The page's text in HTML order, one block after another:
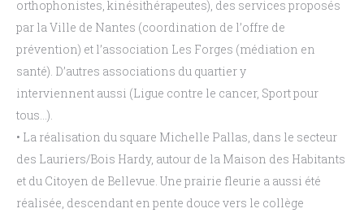
orthophonistes, kinésithérapeutes), des services proposés
par la Ville de Nantes (coordination de l’offre de
prévention) et l’association Les Forges (médiation en
santé). D’autres associations du quartier y
interviennent aussi (Ligue contre le cancer, Sport pour
tous…).
• La réalisation du square Michelle Pallas, dans le secteur
des Lauriers/Bois Hardy, autour de la Maison des Habitants
et du Citoyen de Bellevue. Une prairie fleurie a aussi été
réalisée, descendant en pente douce vers le collège